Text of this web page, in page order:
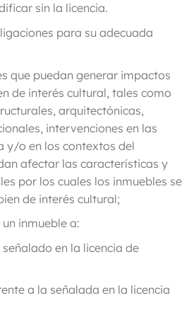
sin la licencia.
para su adecuada
que puedan generar impactos
de interés cultural, tales como
arquitectónicas,
intervenciones en las
y/o en los contextos del
afectar las características y
por los cuales los inmuebles se
de interés cultural;
inmueble a:
en la licencia de
a la señalada en la licencia